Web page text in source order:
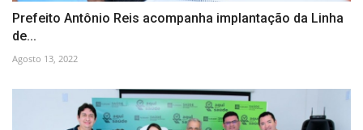
Prefeito Antônio Reis acompanha implantação da Linha
de...
Agosto 13, 2022